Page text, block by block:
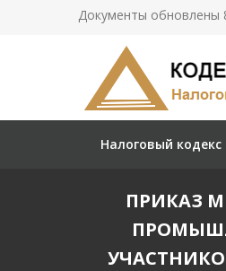
Документы обновлены
Налоговый кодекс
ПРИКАЗ